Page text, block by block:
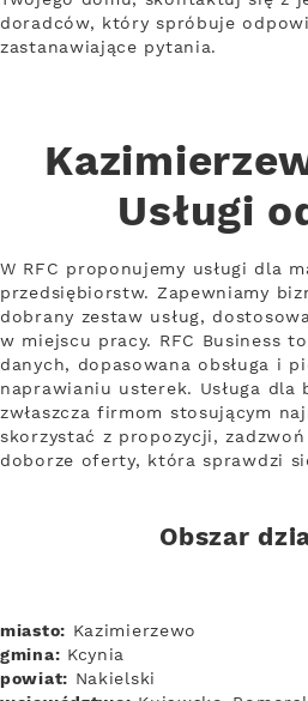
doradców, który spróbuje
zastanawiające pytania.
Usługi
W RFC proponujemy usługi dla
przedsiębiorstw. Zapewniamy
dobrany zestaw usług,
w miejscu pracy. RFC Business
danych, dopasowana obsługa i
naprawianiu usterek. Usługa dla
zwłaszcza firmom stosującym
skorzystać z propozycji,
doborze oferty, która sprawdzi
Obszar
miasto: Kazimierzewo
gmina: Kcynia
powiat: Nakielski